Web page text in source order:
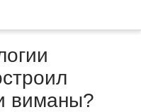
виманы?